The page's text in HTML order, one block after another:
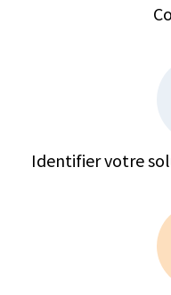
Identifier votre